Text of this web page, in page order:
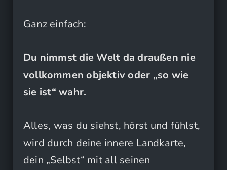
Ganz einfach:
Du nimmst die Welt da draußen nie
vollkommen objektiv oder „so wie
sie ist“ wahr.
Alles, was du siehst, hörst und fühlst,
wird durch deine innere Landkarte,
dein „Selbst“ mit all seinen